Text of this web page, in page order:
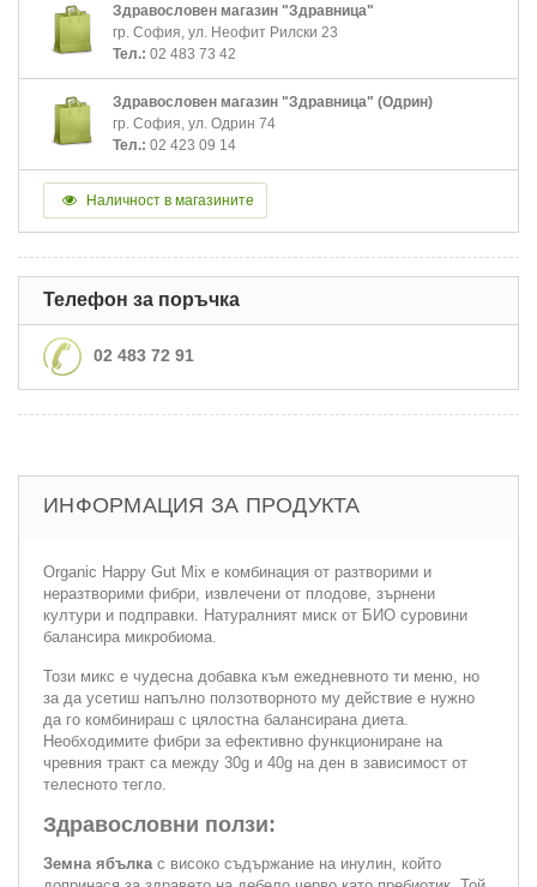
Здравословен магазин "Здравница"
гр. София, ул. Неофит Рилски 23
Тел.: 02 483 73 42
Здравословен магазин "Здравница" (Одрин)
гр. София, ул. Одрин 74
Тел.: 02 423 09 14
Наличност в магазините
Телефон за поръчка
02 483 72 91
ИНФОРМАЦИЯ ЗА ПРОДУКТА
Organic Happy Gut Mix е комбинация от разтворими и
неразтворими фибри, извлечени от плодове, зърнени
култури и подправки. Натуралният миск от БИО суровини
балансира микробиома.
Този микс е чудесна добавка към ежедневното ти меню, но
за да усетиш напълно ползотворното му действие е нужно
да го комбинираш с цялостна балансирана диета.
Необходимите фибри за ефективно функциониране на
чревния тракт са между 30g и 40g на ден в зависимост от
телесното тегло.
Здравословни ползи:
Земна ябълка с високо съдържание на инулин, който